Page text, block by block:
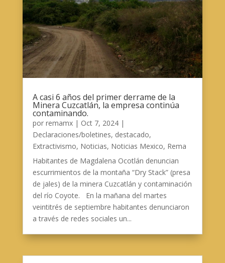
A casi 6 años del primer derrame de la
Minera Cuzcatlán, la empresa continúa
contaminando.
por remamx| Oct 7, 2024|
Declaraciones/boletines, destacado,
Extractivismo, Noticias, Noticias Mexico, Rema
Habitantes de Magdalena Ocotlán denuncian
escurrimientos de la montaña “Dry Stack” (presa
de jales) de la minera Cuzcatlán y contaminación
del río Coyote. En la mañana del martes
veintitrés de septiembre habitantes denunciaron
a través de redes sociales un...